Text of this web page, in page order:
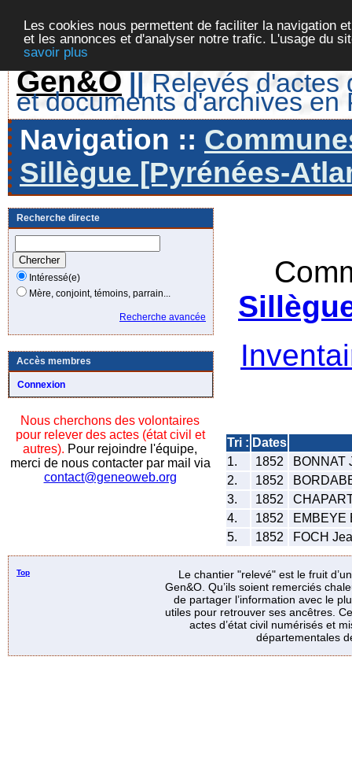
Les cookies nous permettent de faciliter la navigation
et les annonces et d'analyser notre trafic. L'usage du
savoir plus
Gen&O || Relevés d'actes
et documents d'archives en
Navigation ::
Sillègue [Pyrénées-
Recherche directe
Intéressé(e)
Mère, conjoint, témoins, parrain...
Recherche avancée
Accès membres
Connexion
Nous cherchons des volontaires
pour relever des actes (état civil et
autres). Pour rejoindre l'équipe,
merci de nous contacter par mail via
contact@geneoweb.org
Tri : Dates
1.
1852
BONNAT
2.
1852
3.
1852
4.
1852
EMBEYE
5.
1852 FOCH
Top
Le chantier "relevé" est le fruit
Gen&O. Qu’ils soient remerciés
de partager l’information avec le
utiles pour retrouver ses ancêtres.
actes d’état civil numérisés et
départementales